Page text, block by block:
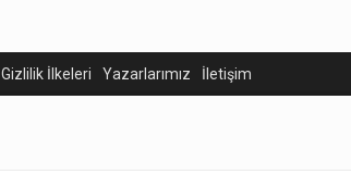
Gizlilik İlkeleri Yazarlarımız İletişim